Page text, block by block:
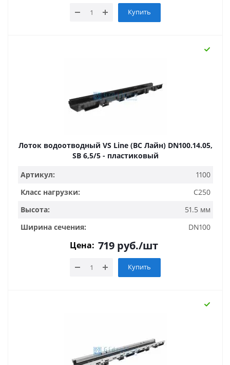
Купить
Лоток водоотводный VS Line (ВС Лайн) DN100.14.05,
SB 6,5/5 - пластиковый
Артикул:
1100
Класс нагрузки:
C250
Высота:
51.5 мм
Ширина сечения:
DN100
Цена: 719руб./шт
Купить